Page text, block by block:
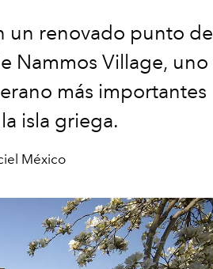
un renovado punto de
Nammos Village, uno
más importantes
isla griega.
México